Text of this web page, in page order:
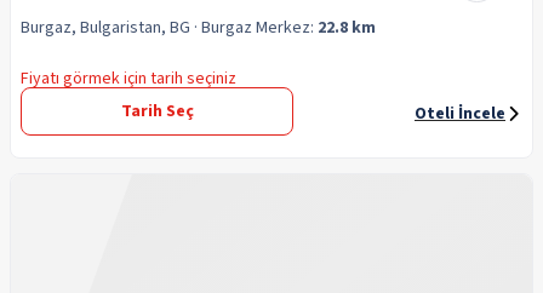
Burgaz, Bulgaristan, BG · Burgaz Merkez: 22.8 km
Fiyatı görmek için tarih seçiniz
Tarih Seç
Oteli İncele